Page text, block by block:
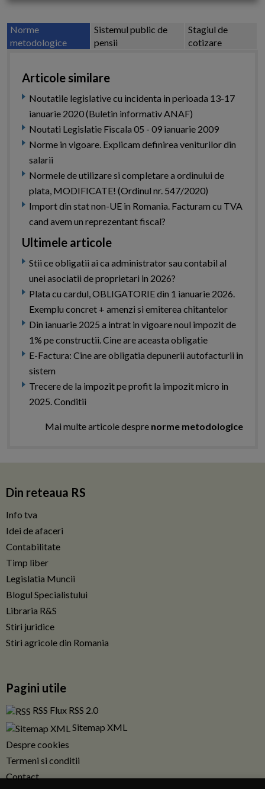
Norme
metodologice
Sistemul public de
pensii
Stagiul de
cotizare
Articole similare
Noutatile legislative cu incidenta in perioada 13-17
ianuarie 2020 (Buletin informativ ANAF)
Noutati Legislatie Fiscala 05 - 09 ianuarie 2009
Norme in vigoare. Explicam definirea veniturilor din
salarii
Normele de utilizare si completare a ordinului de
plata, MODIFICATE! (Ordinul nr. 547/2020)
Import din stat non-UE in Romania. Facturam cu TVA
cand avem un reprezentant fiscal?
Ultimele articole
Stii ce obligatii ai ca administrator sau contabil al
unei asociatii de proprietari in 2026?
Plata cu cardul, OBLIGATORIE din 1 ianuarie 2026.
Exemplu concret + amenzi si emiterea chitantelor
Din ianuarie 2025 a intrat in vigoare noul impozit de
1% pe constructii. Cine are aceasta obligatie
E-Factura: Cine are obligatia depunerii autofacturii in
sistem
Trecere de la impozit pe profit la impozit micro in
2025. Conditii
Mai multe articole despre norme metodologice
Din reteaua RS
Info tva
Idei de afaceri
Contabilitate
Timp liber
Legislatia Muncii
Blogul Specialistului
Libraria R&S
Stiri juridice
Stiri agricole din Romania
Pagini utile
RSS Flux RSS 2.0
Sitemap XML
Despre cookies
Termeni si conditii
Contact